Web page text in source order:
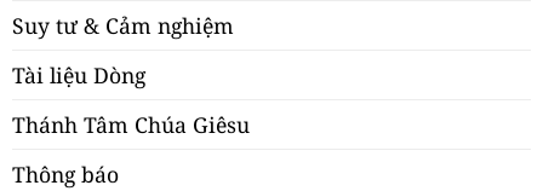
Suy tư & Cảm nghiệm
Tài liệu Dòng
Thánh Tâm Chúa Giêsu
Thông báo